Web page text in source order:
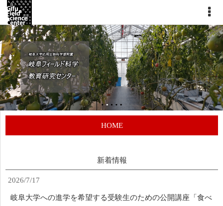
HOME
新着情報
2026/7/17
岐阜大学への進学を希望する受験生のための公開講座「食べ